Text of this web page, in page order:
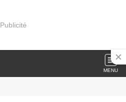
Publicité
MENU